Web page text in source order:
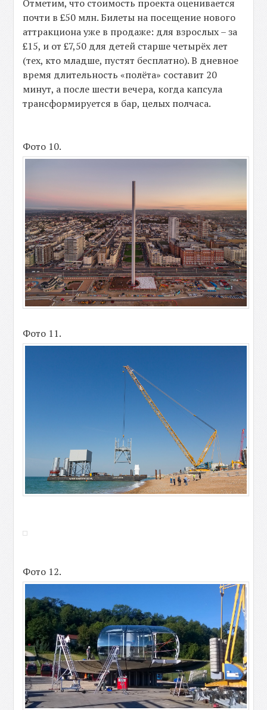
Отметим, что стоимость проекта оценивается
почти в £50 млн. Билеты на посещение нового
аттракциона уже в продаже: для взрослых – за
£15, и от £7,50 для детей старше четырёх лет
(тех, кто младше, пустят бесплатно). В дневное
время длительность «полёта» составит 20
минут, а после шести вечера, когда капсула
трансформируется в бар, целых полчаса.
Фото 10.
Фото 11.
Фото 12.